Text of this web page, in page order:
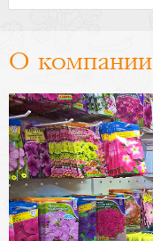
О компании